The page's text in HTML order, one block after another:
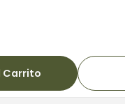
Carrito